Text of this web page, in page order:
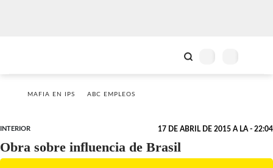
MAFIA EN IPS ABC EMPLEOS
INTERIOR 17 DE ABRIL DE 2015 A LA - 22:04
Obra sobre influencia de Brasil